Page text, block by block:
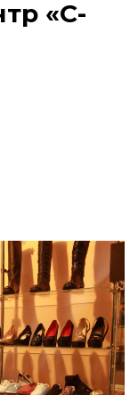
«С-